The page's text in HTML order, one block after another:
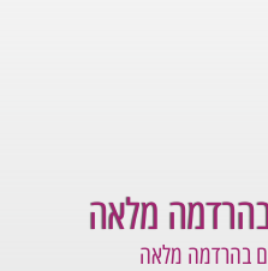
מלאה
בהרדמה מלאה